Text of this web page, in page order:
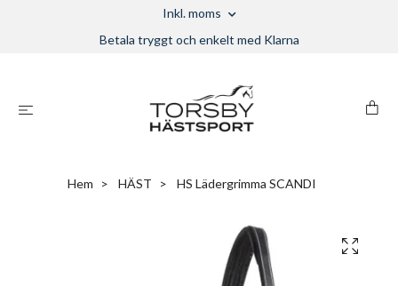
Inkl. moms
Betala tryggt och enkelt med Klarna
Hem HÄST HS Lädergrimma SCANDI